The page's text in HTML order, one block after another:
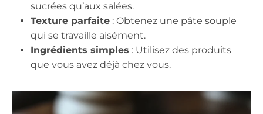
sucrées qu’aux salées.
Texture parfaite : Obtenez une pâte souple
qui se travaille aisément.
Ingrédients simples : Utilisez des produits
que vous avez déjà chez vous.